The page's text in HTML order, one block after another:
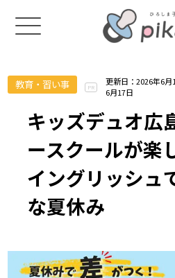
教育・習い事 PR
更新日：2026年6月
6月17日
キッズデュオ広
ースクールが楽
イングリッシュ
な夏休み